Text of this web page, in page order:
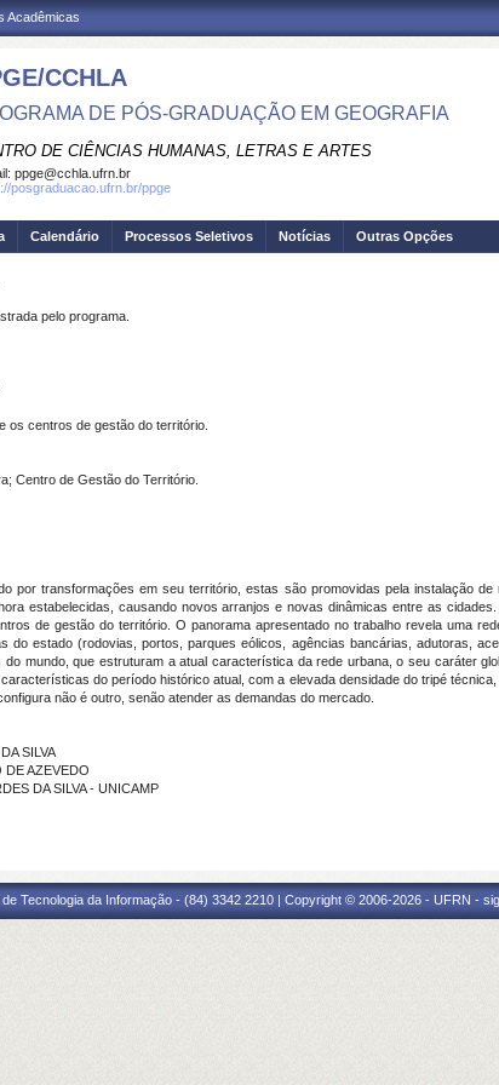
Acadêmicas
CCHLA
DE PÓS-GRADUAÇÃO EM GEOGRAFIA
DE CIÊNCIAS HUMANAS, LETRAS E ARTES
ppge@cchla.ufrn.br
posgraduacao.ufrn.br/ppge
Calendário Processos Seletivos Notícias Outras Opções
pelo programa.
os centros de gestão do território.
Centro de Gestão do Território.
por transformações em seu território, estas são promovidas pela instalação
estabelecidas, causando novos arranjos e novas dinâmicas entre as
de gestão do território. O panorama apresentado no trabalho revela uma
do estado (rodovias, portos, parques eólicos, agências bancárias, adutoras,
mundo, que estruturam a atual característica da rede urbana, o seu caráter
do período histórico atual, com a elevada densidade do tripé
não é outro, senão atender as demandas do mercado.
SILVA
AZEVEDO
DA SILVA - UNICAMP
Tecnologia da Informação - (84) 3342 2210 | Copyright © 2006-2026 - UFRN -